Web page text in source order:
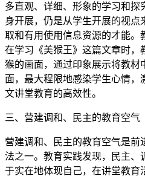
多直观、详细、形象的学习和
身开展，仍是从学生开展的视点
取和有用使用信息资源的才能。
在学习《美猴王》这篇文章时，
猴的画面，通过印象展示将教材
面，最大程限地感染学生心情
文讲堂教育的高效性。
三、营建调和、民主的教育空气
营建调和、民主的教育空气是
法之一。教育实践发现，民主、
于实在地体现自己，在讲堂教育